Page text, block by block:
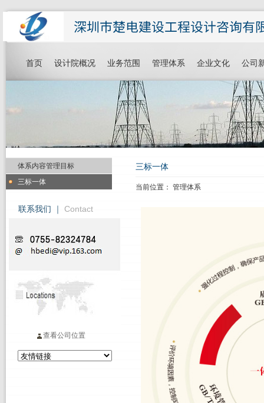
首页 设计院概况 业务范围 管理体系 企业文化 公司
三标一体
当前位置： 管理体系
体系内容管理目标
三标一体
联系我们 ｜ Contact
查看公司位置